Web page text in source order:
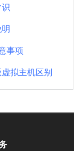
事项
拟主机区别